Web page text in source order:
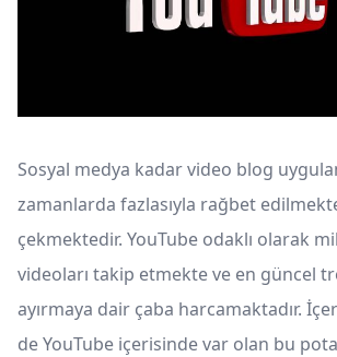
Sosyal medya kadar video blog
zamanlarda fazlasıyla rağbet
çekmektedir. YouTube odaklı olarak
videoları takip etmekte ve en güncel
ayırmaya dair çaba harcamaktadır.
de YouTube içerisinde var olan bu